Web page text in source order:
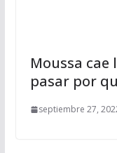
Moussa cae
pasar por
septiembre 27,